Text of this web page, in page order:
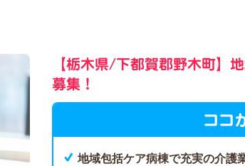
【栃木県/下都賀郡野木町】
募集！
ココ
地域包括ケア病棟で充実の介護